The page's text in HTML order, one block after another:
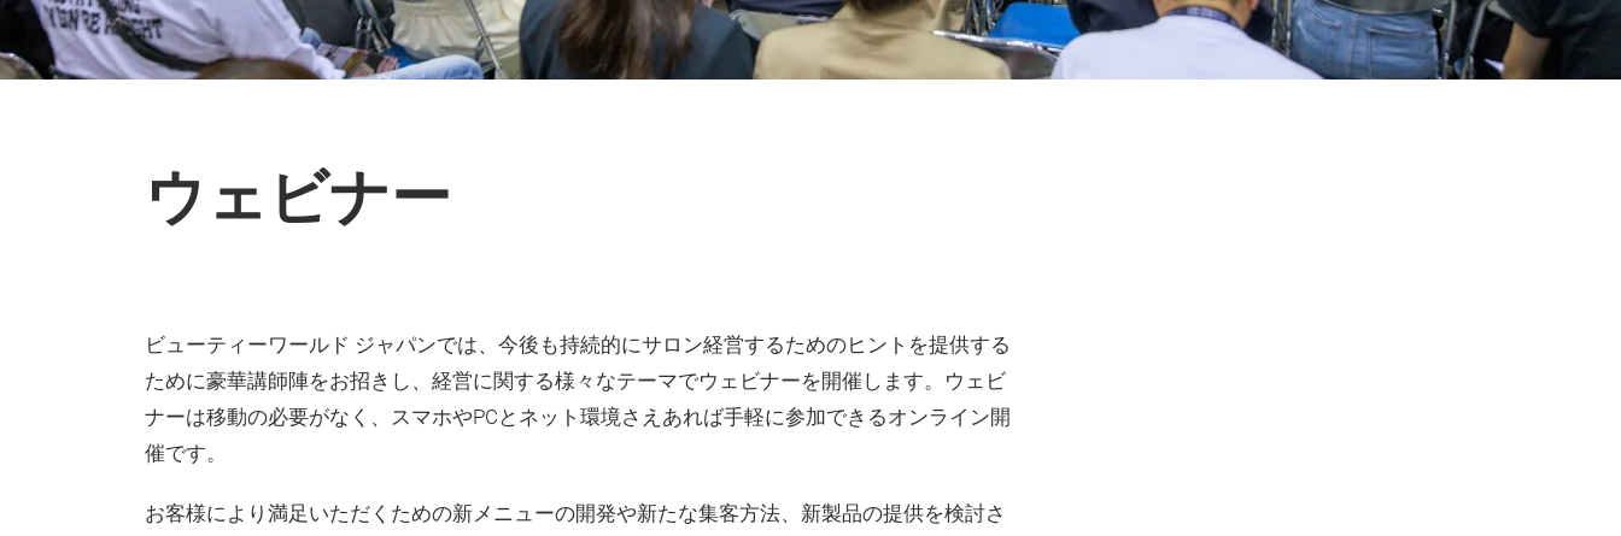
ウェビナー
ビューティーワールド ジャパンでは、今後も持続的にサロン経営するためのヒントを提供する
ために豪華講師陣をお招きし、経営に関する様々なテーマでウェビナーを開催します。ウェビ
ナーは移動の必要がなく、スマホやPCとネット環境さえあれば手軽に参加できるオンライン開
催です。
お客様により満足いただくための新メニューの開発や新たな集客方法、新製品の提供を検討さ